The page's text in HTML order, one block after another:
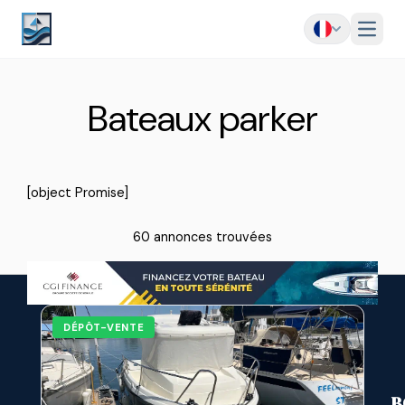
Menu
Bateaux parker
[object Promise]
60 annonces trouvées
DÉPÔT-VENTE